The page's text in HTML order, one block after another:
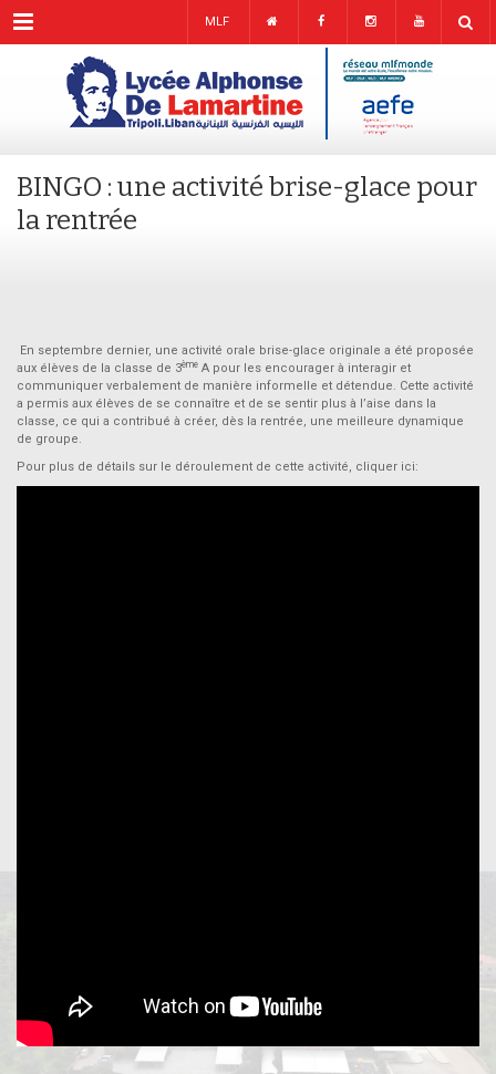
Menu MLF
BINGO : une activité brise-glace pour
la rentrée
En septembre dernier, une activité orale brise-glace originale a été proposée
aux élèves de la classe de 3ème A pour les encourager à interagir et
communiquer verbalement de manière informelle et détendue. Cette activité
a permis aux élèves de se connaître et de se sentir plus à l’aise dans la
classe, ce qui a contribué à créer, dès la rentrée, une meilleure dynamique
de groupe.
Pour plus de détails sur le déroulement de cette activité, cliquer ici: